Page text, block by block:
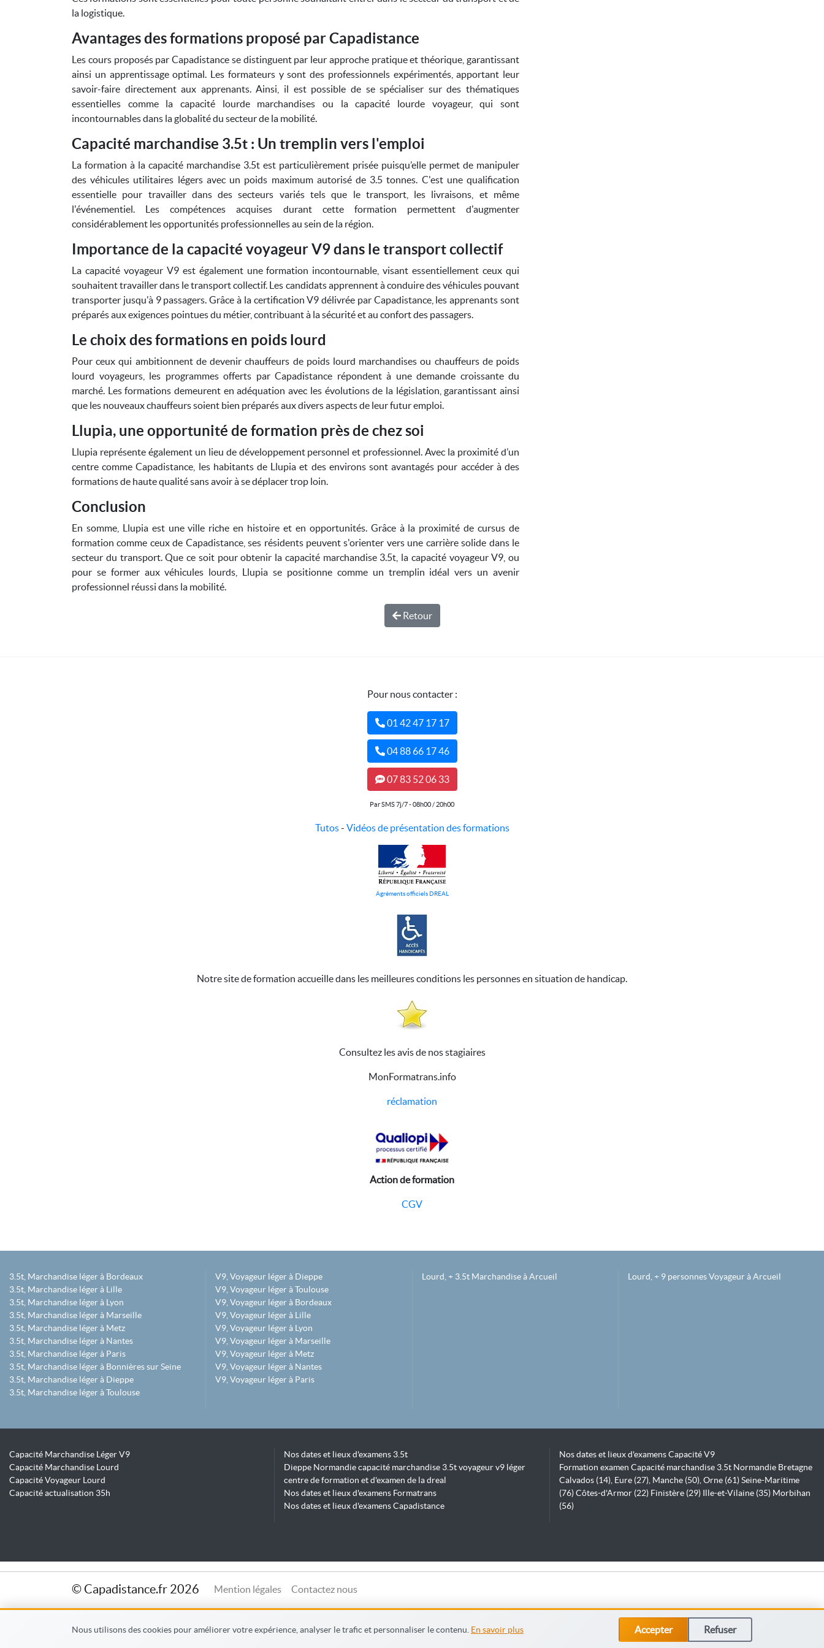
Nous utilisons des cookies pour améliorer votre expérience, analyser le trafic et personnaliser le contenu. En savoir plus Accepter Refuser
la logistique.
Avantages des formations proposé par Capadistance
Les cours proposés par Capadistance se distinguent par leur approche pratique et théorique, garantissant
ainsi un apprentissage optimal. Les formateurs y sont des professionnels expérimentés, apportant leur
savoir-faire directement aux apprenants. Ainsi, il est possible de se spécialiser sur des thématiques
essentielles comme la capacité lourde marchandises ou la capacité lourde voyageur, qui sont
incontournables dans la globalité du secteur de la mobilité.
Capacité marchandise 3.5t : Un tremplin vers l'emploi
La formation à la capacité marchandise 3.5t est particulièrement prisée puisqu’elle permet de manipuler
des véhicules utilitaires légers avec un poids maximum autorisé de 3.5 tonnes. C'est une qualification
essentielle pour travailler dans des secteurs variés tels que le transport, les livraisons, et même
l'événementiel. Les compétences acquises durant cette formation permettent d'augmenter
considérablement les opportunités professionnelles au sein de la région.
Importance de la capacité voyageur V9 dans le transport collectif
La capacité voyageur V9 est également une formation incontournable, visant essentiellement ceux qui
souhaitent travailler dans le transport collectif. Les candidats apprennent à conduire des véhicules pouvant
transporter jusqu'à 9 passagers. Grâce à la certification V9 délivrée par Capadistance, les apprenants sont
préparés aux exigences pointues du métier, contribuant à la sécurité et au confort des passagers.
Le choix des formations en poids lourd
Pour ceux qui ambitionnent de devenir chauffeurs de poids lourd marchandises ou chauffeurs de poids
lourd voyageurs, les programmes offerts par Capadistance répondent à une demande croissante du
marché. Les formations demeurent en adéquation avec les évolutions de la législation, garantissant ainsi
que les nouveaux chauffeurs soient bien préparés aux divers aspects de leur futur emploi.
Llupia, une opportunité de formation près de chez soi
Llupia représente également un lieu de développement personnel et professionnel. Avec la proximité d’un
centre comme Capadistance, les habitants de Llupia et des environs sont avantagés pour accéder à des
formations de haute qualité sans avoir à se déplacer trop loin.
Conclusion
En somme, Llupia est une ville riche en histoire et en opportunités. Grâce à la proximité de cursus de
formation comme ceux de Capadistance, ses résidents peuvent s'orienter vers une carrière solide dans le
secteur du transport. Que ce soit pour obtenir la capacité marchandise 3.5t, la capacité voyageur V9, ou
pour se former aux véhicules lourds, Llupia se positionne comme un tremplin idéal vers un avenir
professionnel réussi dans la mobilité.
Retour
Pour nous contacter :
01 42 47 17 17
04 88 66 17 46
07 83 52 06 33
Par SMS 7j/7 - 08h00 / 20h00
Tutos- Vidéos de présentation des formations
Agréments officiels DREAL
Notre site de formation accueille dans les meilleures conditions les personnes en situation de handicap.
Consultez les avis de nos stagiaires
MonFormatrans.info
réclamation
Action de formation
CGV
3.5t, Marchandise léger à Bordeaux
3.5t, Marchandise léger à Lille
3.5t, Marchandise léger à Lyon
3.5t, Marchandise léger à Marseille
3.5t, Marchandise léger à Metz
3.5t, Marchandise léger à Nantes
3.5t, Marchandise léger à Paris
3.5t, Marchandise léger à Bonnières sur Seine
3.5t, Marchandise léger à Dieppe
3.5t, Marchandise léger à Toulouse
V9, Voyageur léger à Dieppe
V9, Voyageur léger à Toulouse
V9, Voyageur léger à Bordeaux
V9, Voyageur léger à Lille
V9, Voyageur léger à Lyon
V9, Voyageur léger à Marseille
V9, Voyageur léger à Metz
V9, Voyageur léger à Nantes
V9, Voyageur léger à Paris
Lourd, + 3.5t Marchandise à Arcueil Lourd, + 9 personnes Voyageur à Arcueil
Capacité Marchandise Léger V9
Capacité Marchandise Lourd
Capacité Voyageur Lourd
Capacité actualisation 35h
Nos dates et lieux d'examens 3.5t
Dieppe Normandie capacité marchandise 3.5t voyageur v9 léger
centre de formation et d'examen de la dreal
Nos dates et lieux d'examens Formatrans
Nos dates et lieux d'examens Capadistance
Nos dates et lieux d'examens Capacité V9
Formation examen Capacité marchandise 3.5t Normandie Bretagne
Calvados (14), Eure (27), Manche (50), Orne (61) Seine-Maritime
(76) Côtes-d'Armor (22) Finistère (29) Ille-et-Vilaine (35) Morbihan
(56)
© Capadistance.fr 2026 Mention légales Contactez nous